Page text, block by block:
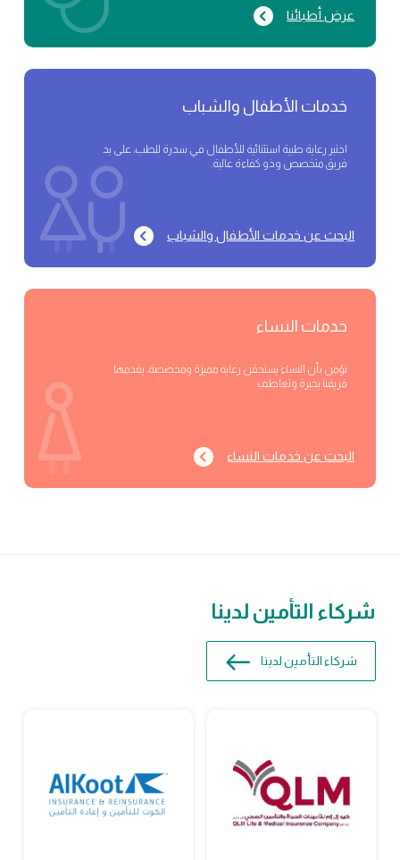
عرض أطبائنا
خدمات الأطفال والشباب
اختبر رعاية طبية استثنائية للأطفال في سدرة للطب، على يد
فريق متخصص وذو كفاءة عالية.
البحث عن خدمات الأطفال والشباب
خدمات النساء
نؤمن بأن النساء يستحقن رعاية مميزة ومخصصة، يقدمها
فريقنا بخبرة وتعاطف.
البحث عن خدمات النساء
شركاء التأمين لدينا
شركاء التأمين لدينا